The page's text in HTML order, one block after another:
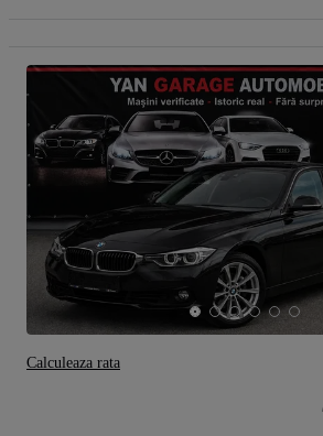
Calculeaza rata